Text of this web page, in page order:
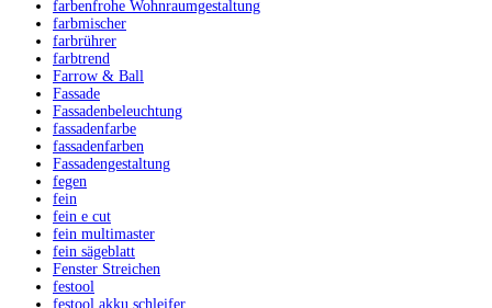
farbenfrohe Wohnraumgestaltung
farbmischer
farbrührer
farbtrend
Farrow & Ball
Fassade
Fassadenbeleuchtung
fassadenfarbe
fassadenfarben
Fassadengestaltung
fegen
fein
fein e cut
fein multimaster
fein sägeblatt
Fenster Streichen
festool
festool akku schleifer